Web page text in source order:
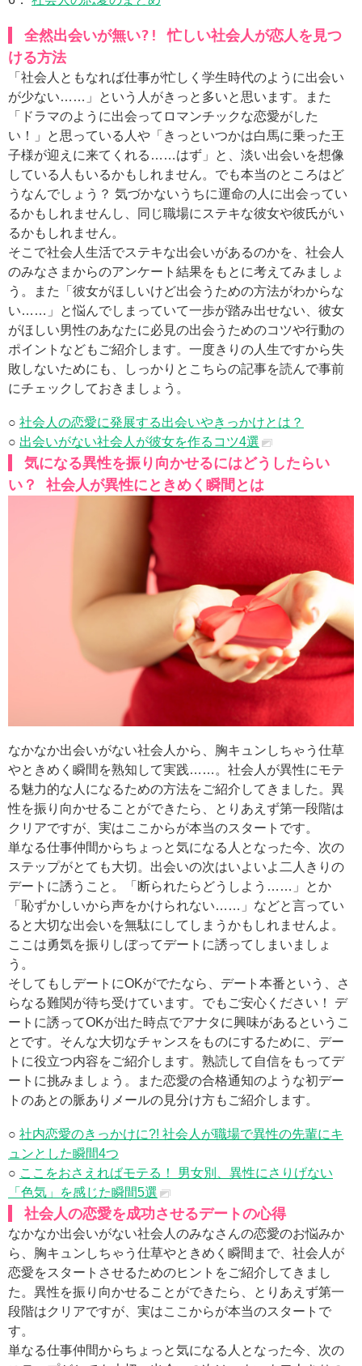
全然出会いが無い?! 忙しい社会人が恋人を見つ
ける方法
「社会人ともなれば仕事が忙しく学生時代のように出会い
が少ない……」という人がきっと多いと思います。また
「ドラマのように出会ってロマンチックな恋愛がした
い！」と思っている人や「きっといつかは白馬に乗った王
子様が迎えに来てくれる……はず」と、淡い出会いを想像
している人もいるかもしれません。でも本当のところはど
うなんでしょう？ 気づかないうちに運命の人に出会ってい
るかもしれませんし、同じ職場にステキな彼女や彼氏がい
るかもしれません。
そこで社会人生活でステキな出会いがあるのかを、社会人
のみなさまからのアンケート結果をもとに考えてみましょ
う。また「彼女がほしいけど出会うための方法がわからな
い……」と悩んでしまっていて一歩が踏み出せない、彼女
がほしい男性のあなたに必見の出会うためのコツや行動の
ポイントなどもご紹介します。一度きりの人生ですから失
敗しないためにも、しっかりとこちらの記事を読んで事前
にチェックしておきましょう。
○ 社会人の恋愛に発展する出会いやきっかけとは？
○ 出会いがない社会人が彼女を作るコツ4選
気になる異性を振り向かせるにはどうしたらい
い？ 社会人が異性にときめく瞬間とは
なかなか出会いがない社会人から、胸キュンしちゃう仕草
やときめく瞬間を熟知して実践……。社会人が異性にモテ
る魅力的な人になるための方法をご紹介してきました。異
性を振り向かせることができたら、とりあえず第一段階は
クリアですが、実はここからが本当のスタートです。
単なる仕事仲間からちょっと気になる人となった今、次の
ステップがとても大切。出会いの次はいよいよ二人きりの
デートに誘うこと。「断られたらどうしよう……」とか
「恥ずかしいから声をかけられない……」などと言ってい
ると大切な出会いを無駄にしてしまうかもしれませんよ。
ここは勇気を振りしぼってデートに誘ってしまいましょ
う。
そしてもしデートにOKがでたなら、デート本番という、さ
らなる難関が待ち受けています。でもご安心ください！ デ
ートに誘ってOKが出た時点でアナタに興味があるというこ
とです。そんな大切なチャンスをものにするために、デー
トに役立つ内容をご紹介します。熟読して自信をもってデ
ートに挑みましょう。また恋愛の合格通知のような初デー
トのあとの脈ありメールの見分け方もご紹介します。
○ 社内恋愛のきっかけに?! 社会人が職場で異性の先輩にキ
ュンとした瞬間4つ
○ ここをおさえればモテる！ 男女別、異性にさりげない
「色気」を感じた瞬間5選
社会人の恋愛を成功させるデートの心得
なかなか出会いがない社会人のみなさんの恋愛のお悩みか
ら、胸キュンしちゃう仕草やときめく瞬間まで、社会人が
恋愛をスタートさせるためのヒントをご紹介してきまし
た。異性を振り向かせることができたら、とりあえず第一
段階はクリアですが、実はここからが本当のスタートで
す。
単なる仕事仲間からちょっと気になる人となった今、次の